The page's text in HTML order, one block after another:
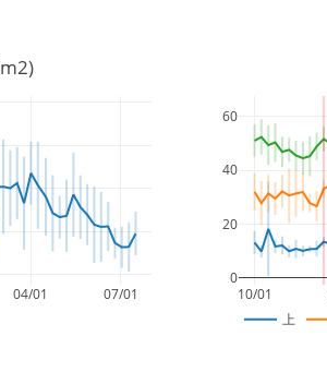
04/01 07/01 10/01
0
20
40
60
上